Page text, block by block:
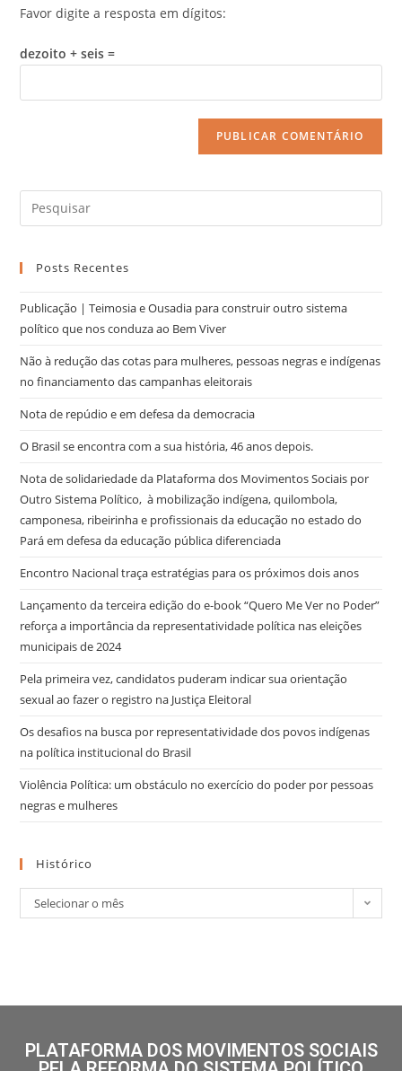
Favor digite a resposta em dígitos:
dezoito + seis =
Posts Recentes
Publicação | Teimosia e Ousadia para construir outro sistema
político que nos conduza ao Bem Viver
Não à redução das cotas para mulheres, pessoas negras e indígenas
no financiamento das campanhas eleitorais
Nota de repúdio e em defesa da democracia
O Brasil se encontra com a sua história, 46 anos depois.
Nota de solidariedade da Plataforma dos Movimentos Sociais por
Outro Sistema Político, à mobilização indígena, quilombola,
camponesa, ribeirinha e profissionais da educação no estado do
Pará em defesa da educação pública diferenciada
Encontro Nacional traça estratégias para os próximos dois anos
Lançamento da terceira edição do e-book “Quero Me Ver no Poder”
reforça a importância da representatividade política nas eleições
municipais de 2024
Pela primeira vez, candidatos puderam indicar sua orientação
sexual ao fazer o registro na Justiça Eleitoral
Os desafios na busca por representatividade dos povos indígenas
na política institucional do Brasil
Violência Política: um obstáculo no exercício do poder por pessoas
negras e mulheres
Histórico
Selecionar o mês
PLATAFORMA DOS MOVIMENTOS SOCIAIS